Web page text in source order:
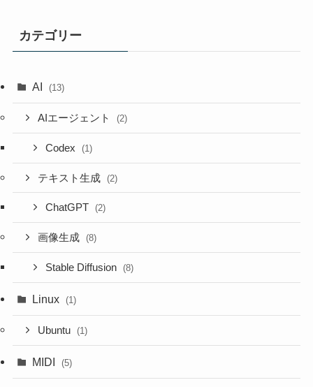
カテゴリー
AI (13)
AIエージェント (2)
Codex (1)
テキスト生成 (2)
ChatGPT (2)
画像生成 (8)
Stable Diffusion (8)
Linux (1)
Ubuntu (1)
MIDI (5)